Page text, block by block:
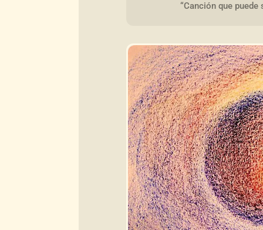
“Canción que